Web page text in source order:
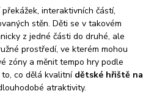
interaktivních částí,
stěn. Děti se v takovém
z jedné části do druhé, ale
prostředí, ve kterém mohou
zóny a měnit tempo hry podle
co dělá kvalitní dětské hřiště na
atraktivity.